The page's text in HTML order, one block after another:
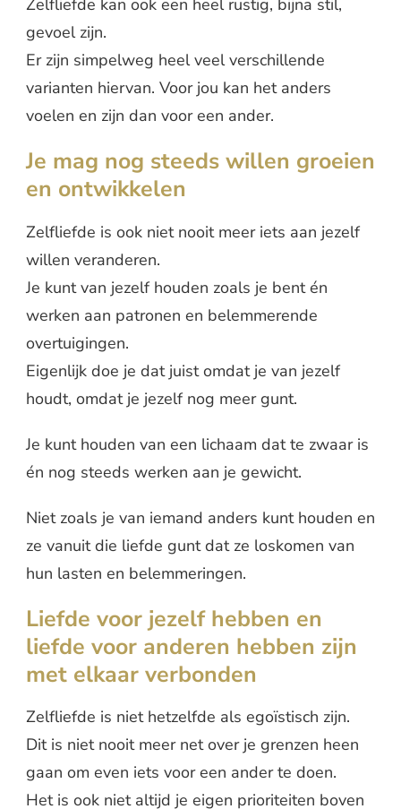
Zelfliefde kan ook een heel rustig, bijna stil,
gevoel zijn.
Er zijn simpelweg heel veel verschillende
varianten hiervan. Voor jou kan het anders
voelen en zijn dan voor een ander.
Je mag nog steeds willen groeien
en ontwikkelen
Zelfliefde is ook niet nooit meer iets aan jezelf
willen veranderen.
Je kunt van jezelf houden zoals je bent én
werken aan patronen en belemmerende
overtuigingen.
Eigenlijk doe je dat juist omdat je van jezelf
houdt, omdat je jezelf nog meer gunt.
Je kunt houden van een lichaam dat te zwaar is
én nog steeds werken aan je gewicht.
Niet zoals je van iemand anders kunt houden en
ze vanuit die liefde gunt dat ze loskomen van
hun lasten en belemmeringen.
Liefde voor jezelf hebben en
liefde voor anderen hebben zijn
met elkaar verbonden
Zelfliefde is niet hetzelfde als egoïstisch zijn.
Dit is niet nooit meer net over je grenzen heen
gaan om even iets voor een ander te doen.
Het is ook niet altijd je eigen prioriteiten boven